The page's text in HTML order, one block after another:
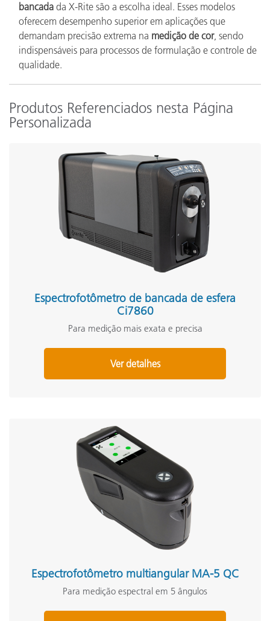
bancada da X-Rite são a escolha ideal. Esses modelos
oferecem desempenho superior em aplicações que
demandam precisão extrema na medição de cor, sendo
indispensáveis para processos de formulação e controle de
qualidade.
Produtos Referenciados nesta Página
Personalizada
Espectrofotômetro de bancada de esfera
Ci7860
Para medição mais exata e precisa
Ver detalhes
Espectrofotômetro multiangular MA-5 QC
Para medição espectral em 5 ângulos